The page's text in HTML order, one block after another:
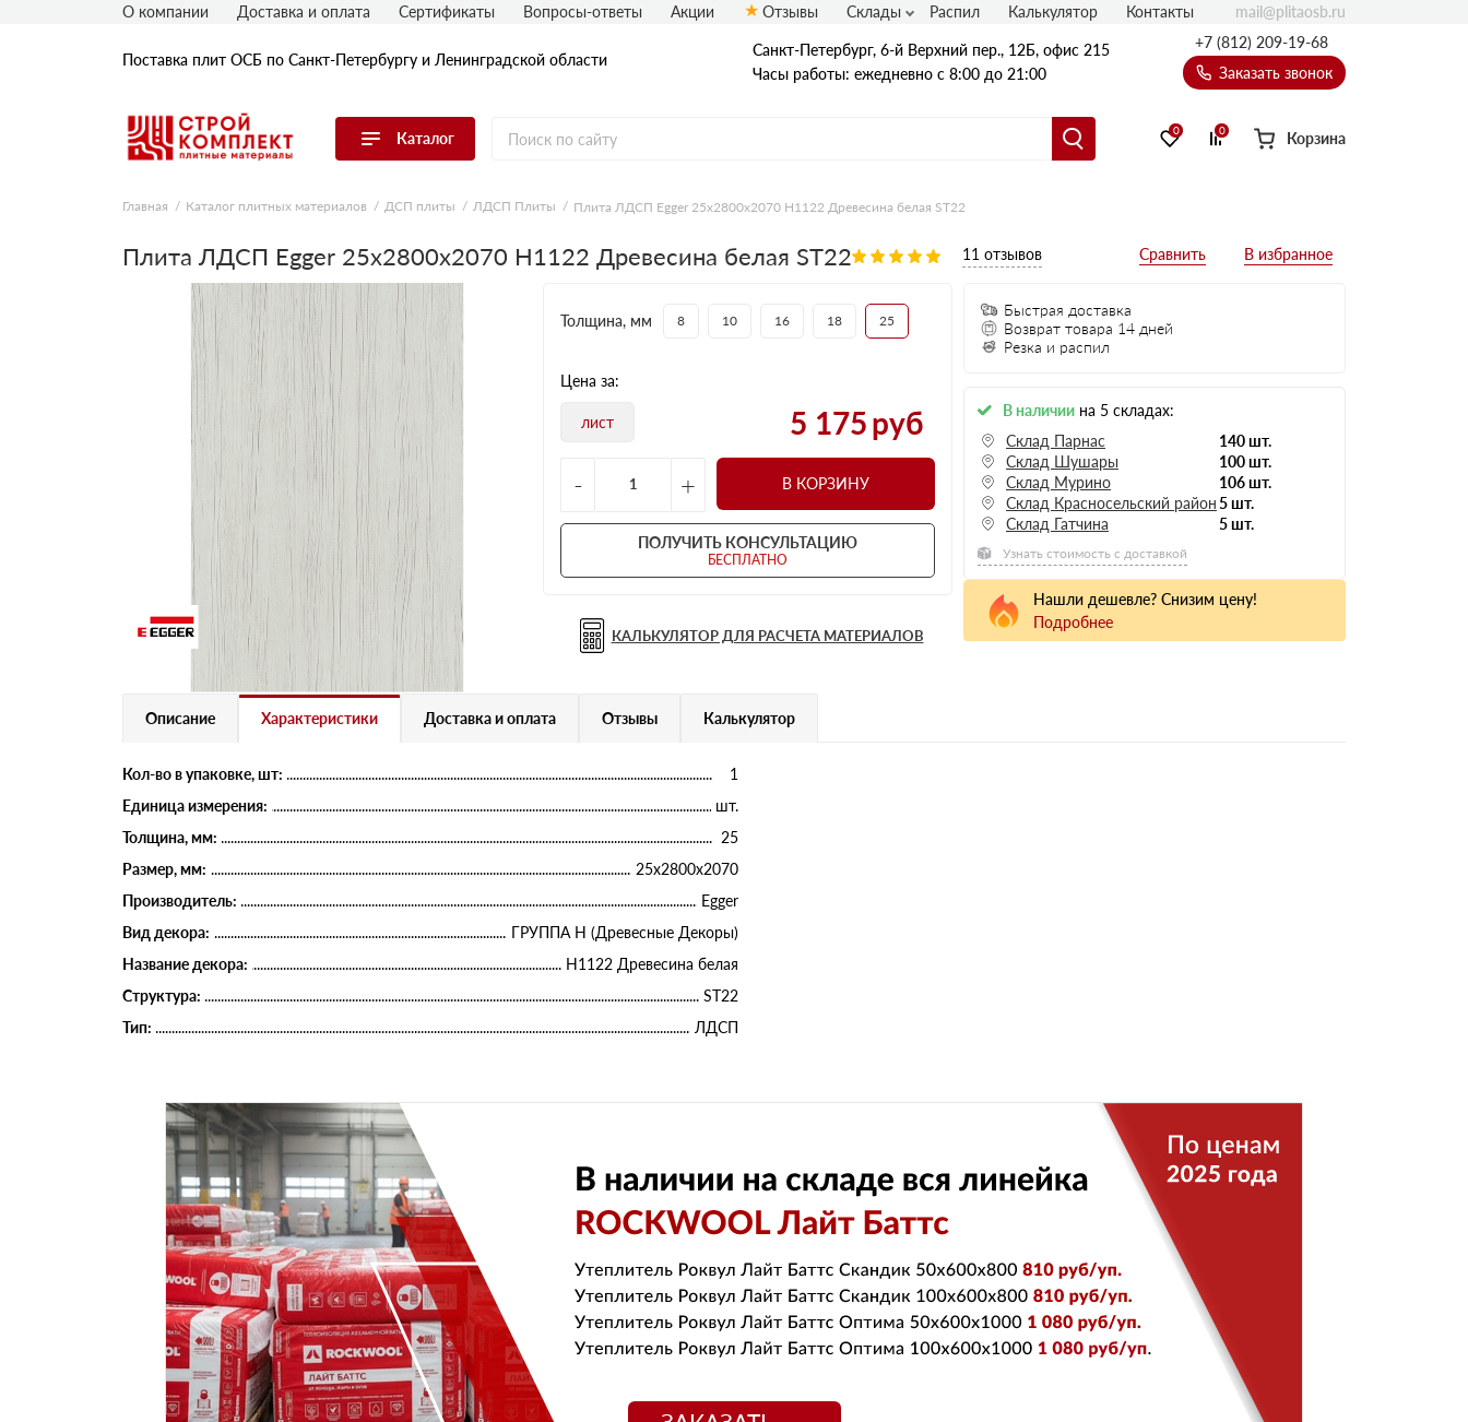
Поставка плит ОСБ по Санкт-Петербургу и Ленинградской области
Санкт-Петербург, 6-й Верхний пер., 12Б, офис 215
Часы работы: ежедневно с 8:00 до 21:00
+7 (812) 209-19-68
Заказать звонок
Каталог
Перейти в каталог
OSB плиты
ГВЛ (гипсоволокнистые плиты)
ДСП плиты
ЦСП плиты
Фибролитовые плиты
OSB плиты
Калевала ЭкоДом
Талион (Ультралам)
0 0 Корзина
О компании Доставка и оплата Сертификаты Вопросы-ответы Акции Отзывы Склады Распил Калькулятор Контакты mail@plitaosb.ru
Главная Каталог плитных материалов ДСП плиты ЛДСП Плиты Плита ЛДСП Egger 25х2800х2070 H1122 Древесина белая ST22
Плита ЛДСП Egger 25х2800х2070 H1122 Древесина белая ST22 11 отзывов
Толщина, мм 8 10 16 18 25
Цена за:
лист 5 175руб
- + В КОРЗИНУ
ПОЛУЧИТЬ КОНСУЛЬТАЦИЮ
БЕСПЛАТНО
КАЛЬКУЛЯТОР ДЛЯ РАСЧЕТА МАТЕРИАЛОВ
Быстрая доставка
Возврат товара 14 дней
Резка и распил
В наличии на 5 складах:
Склад Парнас
140 шт.
Склад Шушары
100 шт.
Склад Мурино
106 шт.
Склад Красносельский район 5 шт.
Склад Гатчина
5 шт.
Узнать стоимость с доставкой
Нашли дешевле? Снизим цену!
Подробнее
Описание Характеристики Доставка и оплата Отзывы Калькулятор
Кол-во в упаковке, шт:
1
Единица измерения:
шт.
Толщина, мм:
25
Размер, мм:
25х2800х2070
Производитель:
Egger
Вид декора:
ГРУППА Н (Древесные Декоры)
Название декора:
H1122 Древесина белая
Структура:
ST22
Тип:
ЛДСП